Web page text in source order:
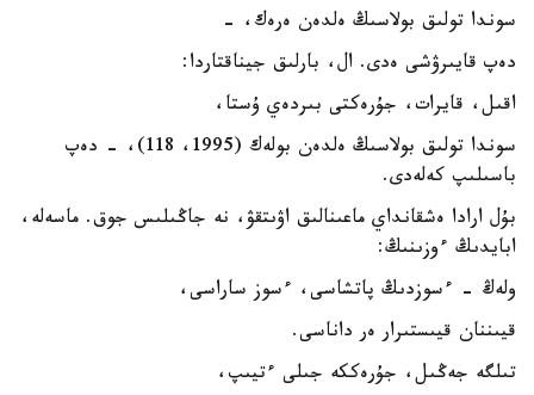
سوندا تولىق بولاسىڭ ەلدەن ەرەك، -
دەپ قايىرۋشى ەدى. ال، بارلىق جيناقتاردا:
اقىل، قايرات، جۇرەكتى بىردەي ۇستا،
سوندا تولىق بولاسىڭ ەلدەن بولەك (1995، 118)، - دەپ
باسىلىپ كەلەدى.
بۇل ارادا ەشقانداي ماعىنالىق اۋىتقۋ، نە جاڭىلىس جوق. ماسەلە،
ابايدىڭ ءوزىنىڭ:
ولەڭ - ءسوزدىڭ پاتشاسى، ءسوز ساراسى،
قيىننان قيىستىرار ەر داناسى.
تىلگە جەڭىل، جۇرەككە جىلى ءتيىپ،